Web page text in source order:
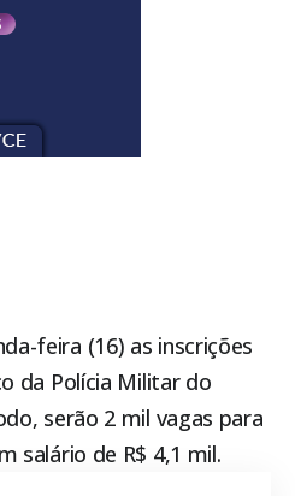
feira (16) as inscrições
da Polícia Militar do
serão 2 mil vagas para
salário de R$ 4,1 mil.